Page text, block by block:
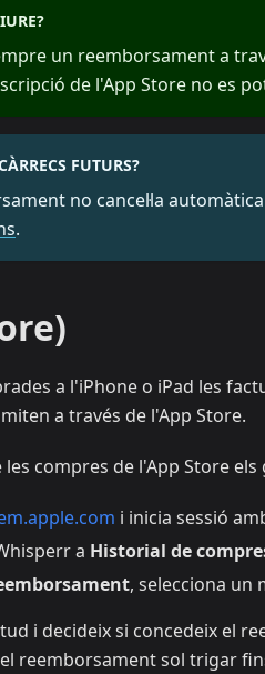
un reemborsament a
de l'App Store no es
FUTURS?
no cancel·la
.
a l'iPhone o iPad les
a través de l'App Store.
compres de l'App Store els
i inicia sessió
a Historial de
, selecciona un
i decideix si concedeix el
reemborsament sol trigar